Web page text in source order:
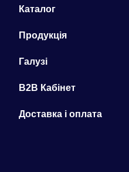
Каталог
Продукція
Галузі
B2B Кабінет
Доставка і оплата